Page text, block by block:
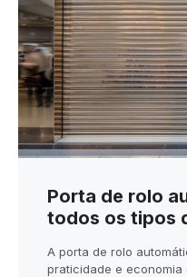
Porta de rolo
todos os tipos
A porta de rolo
praticidade e economia